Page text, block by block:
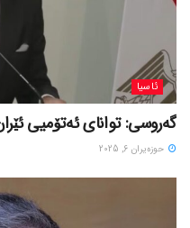
ئاسیا
گەروسی: توانای ئەتۆمیی
حوزه‌یران 6, 2025